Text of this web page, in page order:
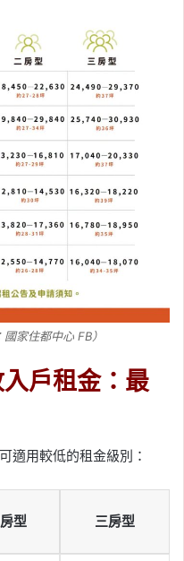
家住都中心 FB）
戶租金：最
適用較低的租金級別：
型 三房型